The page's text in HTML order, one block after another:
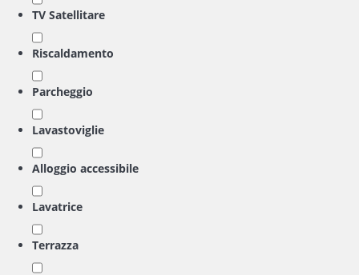
TV Satellitare
Riscaldamento
Parcheggio
Lavastoviglie
Alloggio accessibile
Lavatrice
Terrazza